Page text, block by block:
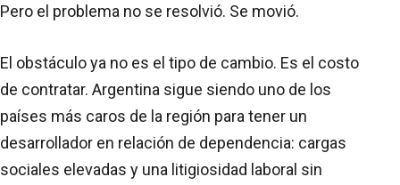
Pero el problema no se resolvió. Se movió.
El obstáculo ya no es el tipo de cambio. Es el costo
de contratar. Argentina sigue siendo uno de los
países más caros de la región para tener un
desarrollador en relación de dependencia: cargas
sociales elevadas y una litigiosidad laboral sin